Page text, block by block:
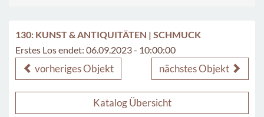
130: KUNST & ANTIQUITÄTEN | SCHMUCK
Erstes Los endet: 06.09.2023 - 10:00:00
vorheriges Objekt nächstes Objekt
Katalog Übersicht